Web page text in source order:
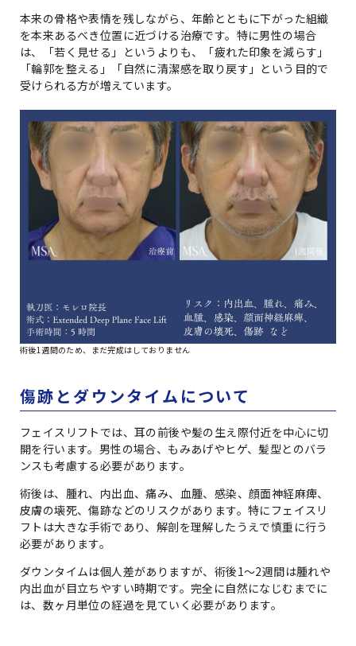
本来の骨格や表情を残しながら、年齢とともに下がった組織
を本来あるべき位置に近づける治療です。特に男性の場合
は、「若く見せる」というよりも、「疲れた印象を減らす」
「輪郭を整える」「自然に清潔感を取り戻す」という目的で
受けられる方が増えています。
術後1週間のため、まだ完成はしておりません
傷跡とダウンタイムについて
フェイスリフトでは、耳の前後や髪の生え際付近を中心に切
開を行います。男性の場合、もみあげやヒゲ、髪型とのバラ
ンスも考慮する必要があります。
術後は、腫れ、内出血、痛み、血腫、感染、顔面神経麻痺、
皮膚の壊死、傷跡などのリスクがあります。特にフェイスリ
フトは大きな手術であり、解剖を理解したうえで慎重に行う
必要があります。
ダウンタイムは個人差がありますが、術後1〜2週間は腫れや
内出血が目立ちやすい時期です。完全に自然になじむまでに
は、数ヶ月単位の経過を見ていく必要があります。